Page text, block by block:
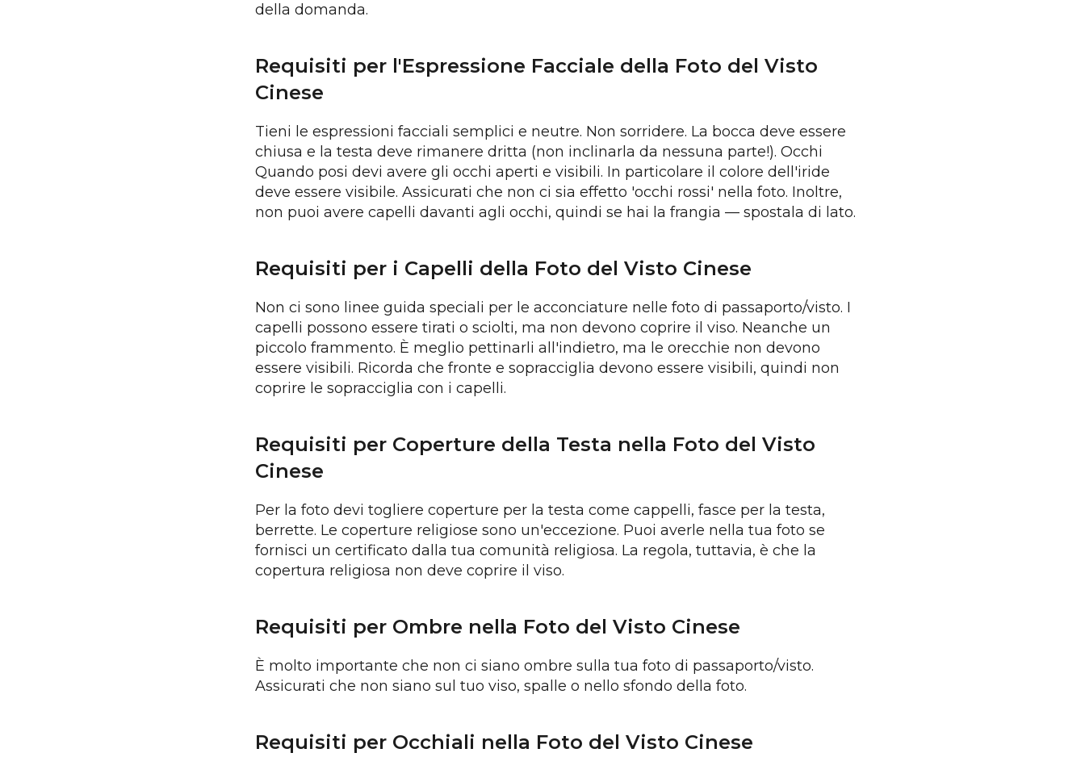
della domanda.
Requisiti per l'Espressione Facciale della Foto del Visto
Cinese
Tieni le espressioni facciali semplici e neutre. Non sorridere. La bocca deve essere
chiusa e la testa deve rimanere dritta (non inclinarla da nessuna parte!). Occhi
Quando posi devi avere gli occhi aperti e visibili. In particolare il colore dell'iride
deve essere visibile. Assicurati che non ci sia effetto 'occhi rossi' nella foto. Inoltre,
non puoi avere capelli davanti agli occhi, quindi se hai la frangia — spostala di lato.
Requisiti per i Capelli della Foto del Visto Cinese
Non ci sono linee guida speciali per le acconciature nelle foto di passaporto/visto. I
capelli possono essere tirati o sciolti, ma non devono coprire il viso. Neanche un
piccolo frammento. È meglio pettinarli all'indietro, ma le orecchie non devono
essere visibili. Ricorda che fronte e sopracciglia devono essere visibili, quindi non
coprire le sopracciglia con i capelli.
Requisiti per Coperture della Testa nella Foto del Visto
Cinese
Per la foto devi togliere coperture per la testa come cappelli, fasce per la testa,
berrette. Le coperture religiose sono un'eccezione. Puoi averle nella tua foto se
fornisci un certificato dalla tua comunità religiosa. La regola, tuttavia, è che la
copertura religiosa non deve coprire il viso.
Requisiti per Ombre nella Foto del Visto Cinese
È molto importante che non ci siano ombre sulla tua foto di passaporto/visto.
Assicurati che non siano sul tuo viso, spalle o nello sfondo della foto.
Requisiti per Occhiali nella Foto del Visto Cinese